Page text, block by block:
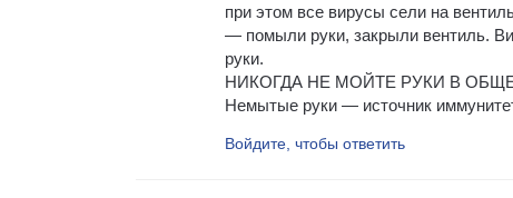
при этом все вирусы сели на
— помыли руки, закрыли вентиль.
руки.
НИКОГДА НЕ МОЙТЕ РУКИ В
Немытые руки — источник
Войдите, чтобы ответить